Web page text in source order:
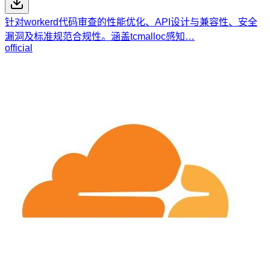
针对workerd代码审查的性能优化、API设计与兼容性、安全
漏洞及标准规范合规性。涵盖tcmalloc感知…
official